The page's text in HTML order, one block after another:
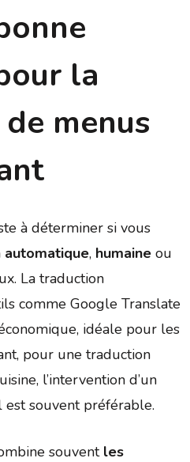
la
menus
à déterminer si vous
automatique, humaineou
La traduction
comme Google Translate
idéale pour les
pour une traduction
l’intervention d’un
souvent préférable.
souvent les